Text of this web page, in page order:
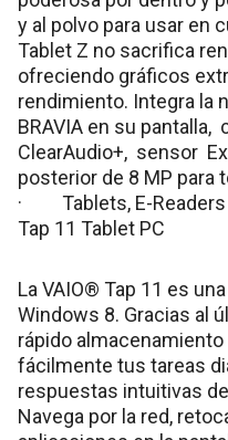
y al polvo para usar en
Tablet Z no sacrifica
ofreciendo gráficos
rendimiento. Integra la
BRAVIA en su pantalla,
ClearAudio+, sensor
posterior de 8 MP para
· Tablets, E-Readers
Tap 11 Tablet PC
La VAIO® Tap 11 es
Windows 8. Gracias al
rápido almacenamiento
fácilmente tus tareas
respuestas intuitivas
Navega por la red,